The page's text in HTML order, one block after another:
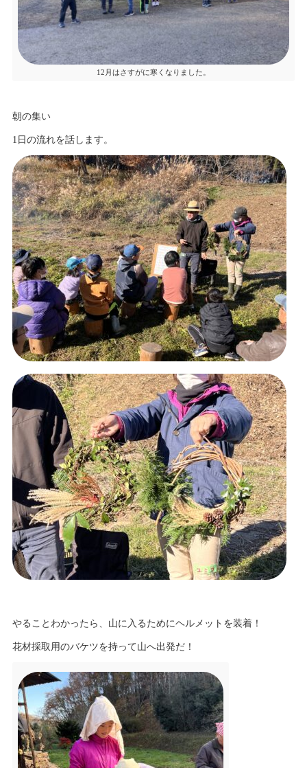
12月はさすがに寒くなりました。
朝の集い
1日の流れを話します。
やることわかったら、山に入るためにヘルメットを装着！
花材採取用のバケツを持って山へ出発だ！